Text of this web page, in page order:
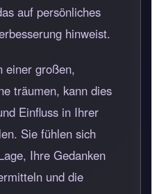
auf persönliches
hinweist.
einer großen,
träumen, kann dies
Einfluss in Ihrer
Sie fühlen sich
Ihre Gedanken
und die